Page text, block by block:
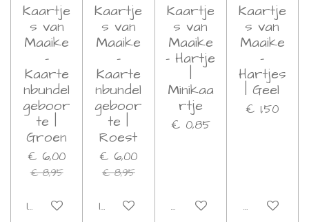
Kaartje
s van
Maaike
-
Kaarte
nbundel
geboor
te |
Groen
€ 6,00
€ 8,95
In winkelwagen
Kaartje
s van
Maaike
-
Kaarte
nbundel
geboor
te |
Roest
€ 6,00
€ 8,95
In winkelwagen
Kaartje
s van
Maaike
- Hartje
|
Minikaa
rtje
€ 0,85
Bekijk details
Kaartje
s van
Maaike
-
Hartjes
| Geel
€ 1,50
Bekijk